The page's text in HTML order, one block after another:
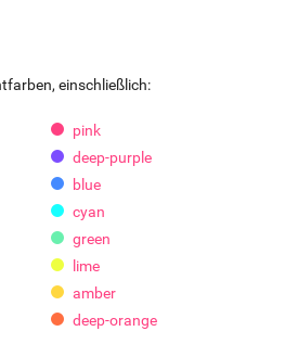
einschließlich:
pink
deep-purple
blue
cyan
green
lime
amber
deep-orange